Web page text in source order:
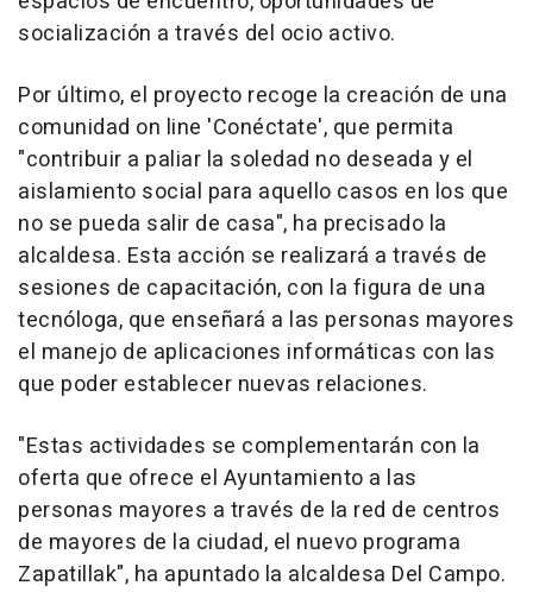
socialización a través del ocio activo.
Por último, el proyecto recoge la creación de una
comunidad on line 'Conéctate', que permita
"contribuir a paliar la soledad no deseada y el
aislamiento social para aquello casos en los que
no se pueda salir de casa", ha precisado la
alcaldesa. Esta acción se realizará a través de
sesiones de capacitación, con la figura de una
tecnóloga, que enseñará a las personas mayores
el manejo de aplicaciones informáticas con las
que poder establecer nuevas relaciones.
"Estas actividades se complementarán con la
oferta que ofrece el Ayuntamiento a las
personas mayores a través de la red de centros
de mayores de la ciudad, el nuevo programa
Zapatillak", ha apuntado la alcaldesa Del Campo.